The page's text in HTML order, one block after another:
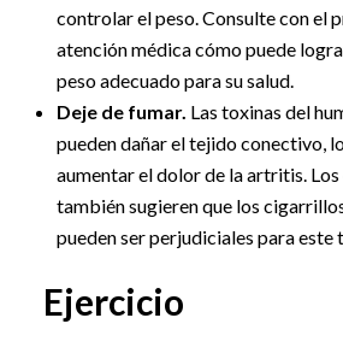
controlar el peso. Consulte con el
atención médica cómo puede
peso adecuado para su salud.
Deje de fumar. Las toxinas del
pueden dañar el tejido conectivo,
aumentar el dolor de la artritis.
también sugieren que los
pueden ser perjudiciales para este
Ejercicio